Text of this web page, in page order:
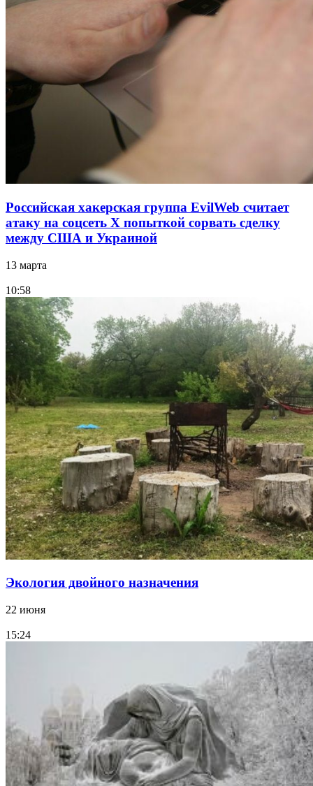
Российская хакерская группа EvilWeb считает
атаку на соцсеть Х попыткой сорвать сделку
между США и Украиной
13 марта
10:58
Экология двойного назначения
22 июня
15:24